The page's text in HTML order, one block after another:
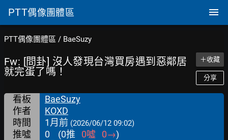
PTT偶像團體區
PTT偶像團體區 / BaeSuzy
Fw: [問卦] 沒人發現台灣買房遇到惡鄰居
就完蛋了嗎！
＋收藏
分享
看板
BaeSuzy
作者
KOXD
時間
1月前 (2026/06/12 09:02)
推噓 0 (0推 0噓 0→)